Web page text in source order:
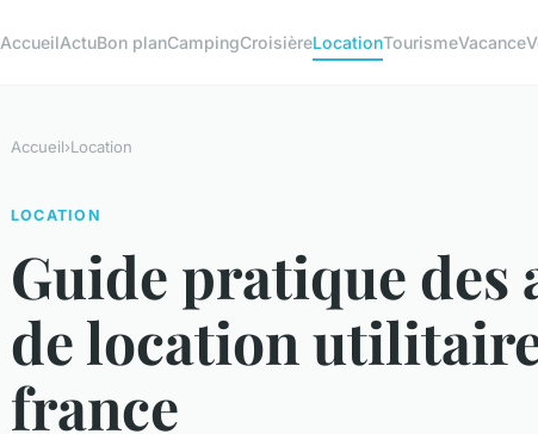
AccueilActuBon planCampingCroisièreLocationTourismeVacance
Accueil›Location
LOCATION
Guide pratique des
de location
france